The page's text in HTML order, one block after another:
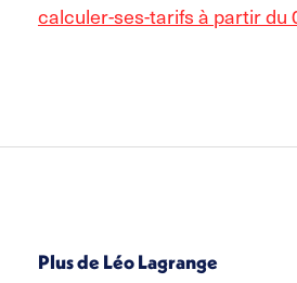
calculer-ses-tarifs à partir du
Plus de Léo Lagrange